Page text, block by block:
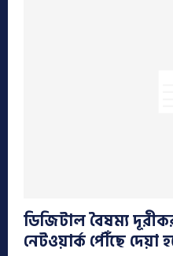
ডিজিটাল বৈষম্য
নেটওয়ার্ক পৌঁছে দেয়া